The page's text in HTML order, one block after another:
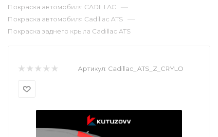
Покраска автомобиля CADILLAC —
Покраска автомобиля Cadillac ATS —
Покраска заднего крыла Cadillac ATS
Артикул: Cadillac_ATS_Z_CRYLO